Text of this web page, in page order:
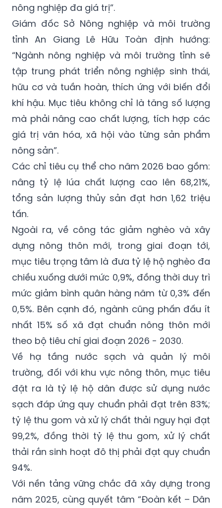
nông nghiệp đa giá trị”.
Giám đốc Sở Nông nghiệp và môi trường
tỉnh An Giang Lê Hữu Toàn định hướng:
“Ngành nông nghiệp và môi trường tỉnh sẽ
tập trung phát triển nông nghiệp sinh thái,
hữu cơ và tuần hoàn, thích ứng với biến đổi
khí hậu. Mục tiêu không chỉ là tăng số lượng
mà phải nâng cao chất lượng, tích hợp các
giá trị văn hóa, xã hội vào từng sản phẩm
nông sản”.
Các chỉ tiêu cụ thể cho năm 2026 bao gồm:
nâng tỷ lệ lúa chất lượng cao lên 68,21%,
tổng sản lượng thủy sản đạt hơn 1,62 triệu
tấn.
Ngoài ra, về công tác giảm nghèo và xây
dựng nông thôn mới, trong giai đoạn tới,
mục tiêu trọng tâm là đưa tỷ lệ hộ nghèo đa
chiều xuống dưới mức 0,9%, đồng thời duy trì
mức giảm bình quân hàng năm từ 0,3% đến
0,5%. Bên cạnh đó, ngành cũng phấn đấu ít
nhất 15% số xã đạt chuẩn nông thôn mới
theo bộ tiêu chí giai đoạn 2026 - 2030.
Về hạ tầng nước sạch và quản lý môi
trường, đối với khu vực nông thôn, mục tiêu
đặt ra là tỷ lệ hộ dân được sử dụng nước
sạch đáp ứng quy chuẩn phải đạt trên 83%;
tỷ lệ thu gom và xử lý chất thải nguy hại đạt
99,2%, đồng thời tỷ lệ thu gom, xử lý chất
thải rắn sinh hoạt đô thị phải đạt quy chuẩn
94%.
Với nền tảng vững chắc đã xây dựng trong
năm 2025, cùng quyết tâm “Đoàn kết – Dân